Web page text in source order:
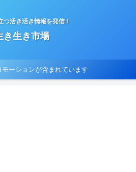
つ活き活き情報を発信！
き生き市場
ーションが含まれています